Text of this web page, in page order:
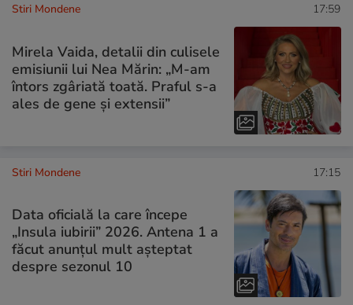
Stiri Mondene 17:59
Mirela Vaida, detalii din culisele
emisiunii lui Nea Mărin: „M-am
întors zgâriată toată. Praful s-a
ales de gene și extensii”
Stiri Mondene 17:15
Data oficială la care începe
„Insula iubirii” 2026. Antena 1 a
făcut anunțul mult așteptat
despre sezonul 10